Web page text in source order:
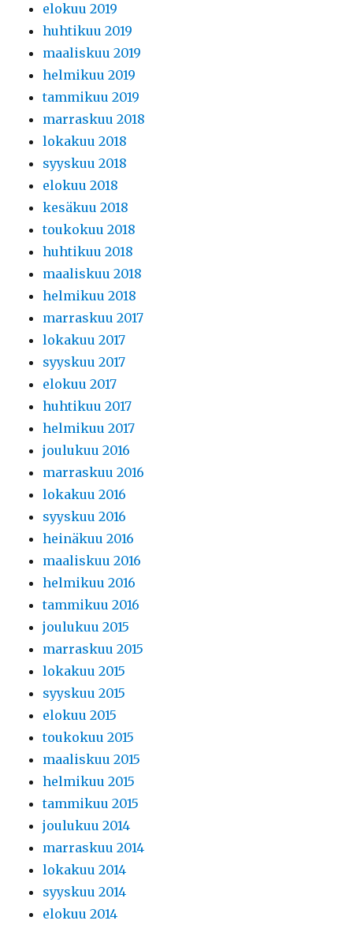
elokuu 2019
huhtikuu 2019
maaliskuu 2019
helmikuu 2019
tammikuu 2019
marraskuu 2018
lokakuu 2018
syyskuu 2018
elokuu 2018
kesäkuu 2018
toukokuu 2018
huhtikuu 2018
maaliskuu 2018
helmikuu 2018
marraskuu 2017
lokakuu 2017
syyskuu 2017
elokuu 2017
huhtikuu 2017
helmikuu 2017
joulukuu 2016
marraskuu 2016
lokakuu 2016
syyskuu 2016
heinäkuu 2016
maaliskuu 2016
helmikuu 2016
tammikuu 2016
joulukuu 2015
marraskuu 2015
lokakuu 2015
syyskuu 2015
elokuu 2015
toukokuu 2015
maaliskuu 2015
helmikuu 2015
tammikuu 2015
joulukuu 2014
marraskuu 2014
lokakuu 2014
syyskuu 2014
elokuu 2014